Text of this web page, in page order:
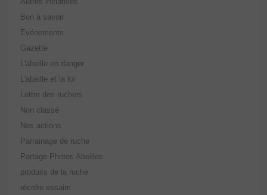
Bon à savoir
Evénements
Gazette
L'abeille en danger
L'abeille et la loi
Lettre des ruchers
Non classé
Nos actions
Parrainage de ruche
Partage Photos Abeilles
produits de la ruche
récolte essaim